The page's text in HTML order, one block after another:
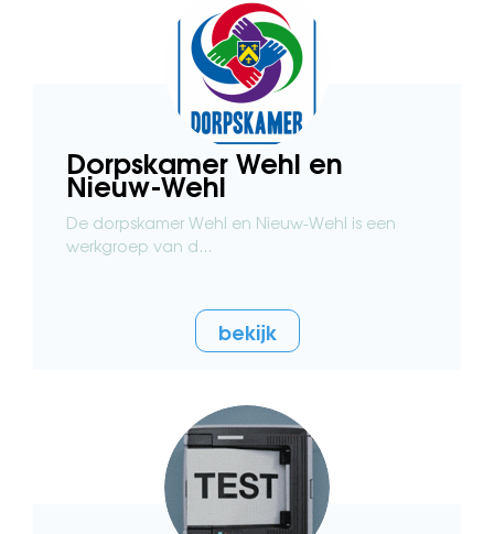
Dorpskamer Wehl en
Nieuw-Wehl
De dorpskamer Wehl en Nieuw-Wehl is een
werkgroep van d...
bekijk